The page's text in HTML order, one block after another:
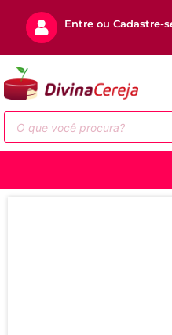
Entre ou Cadastre-